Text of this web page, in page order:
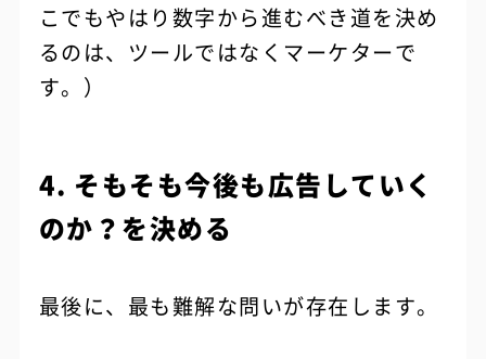
こでもやはり数字から進むべき道を決め
るのは、ツールではなくマーケターで
す。）
4. そもそも今後も広告していく
のか？を決める
最後に、最も難解な問いが存在します。